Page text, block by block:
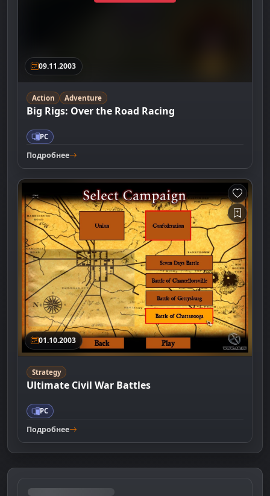
09.11.2003
Action Adventure
Big Rigs: Over the Road Racing
PC
Подробнее
01.10.2003
Strategy
Ultimate Civil War Battles
PC
Подробнее